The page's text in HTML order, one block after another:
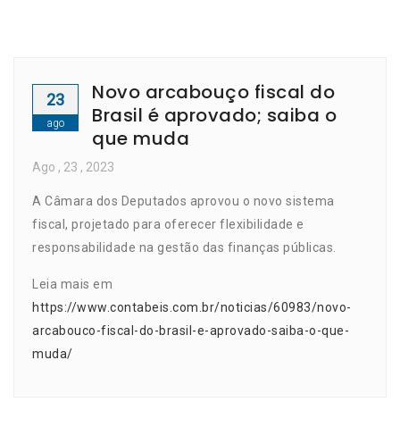
23
ago
Novo arcabouço fiscal do
Brasil é aprovado; saiba o
que muda
Ago , 23 , 2023
A Câmara dos Deputados aprovou o novo sistema
fiscal, projetado para oferecer flexibilidade e
responsabilidade na gestão das finanças públicas.
Leia mais em
https://www.contabeis.com.br/noticias/60983/novo-
arcabouco-fiscal-do-brasil-e-aprovado-saiba-o-que-
muda/